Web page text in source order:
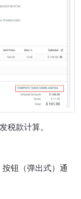
税款计算。
按钮（弹出式）通